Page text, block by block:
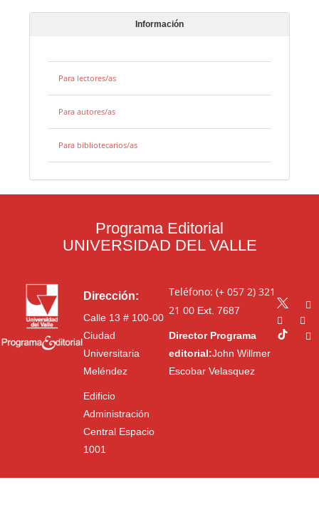
Información
Para lectores/as
Para autores/as
Para bibliotecarios/as
Programa Editorial
UNIVERSIDAD DEL VALLE
Dirección:
Calle 13 # 100-00
Ciudad
Universitaria
Meléndez
Edificio
Administración
Central Espacio
1001
Teléfono: (+ 057 2) 321
21 00Ext. 7687
Director Programa
editorial:John Willmer
Escobar Velasquez